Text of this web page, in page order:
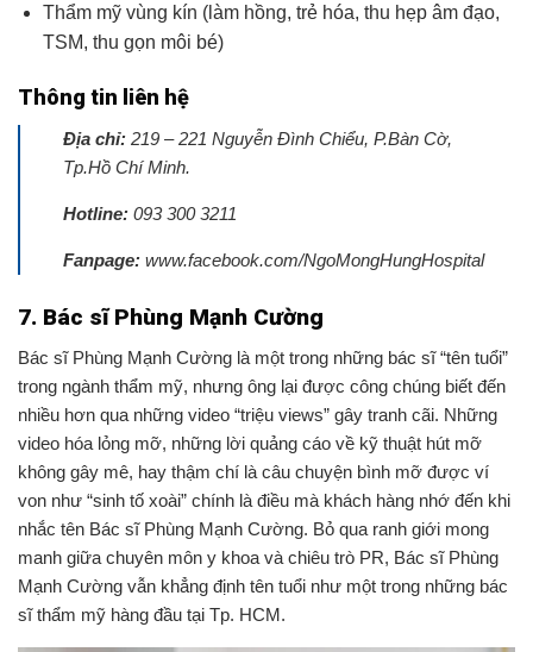
Thẩm mỹ vùng kín (làm hồng, trẻ hóa, thu hẹp âm đạo,
TSM, thu gọn môi bé)
Thông tin liên hệ
Địa chỉ: 219 – 221 Nguyễn Đình Chiểu, P.Bàn Cờ,
Tp.Hồ Chí Minh.
Hotline: 093 300 3211
Fanpage: www.facebook.com/NgoMongHungHospital
7. Bác sĩ Phùng Mạnh Cường
Bác sĩ Phùng Mạnh Cường là một trong những bác sĩ “tên tuổi”
trong ngành thẩm mỹ, nhưng ông lại được công chúng biết đến
nhiều hơn qua những video “triệu views” gây tranh cãi. Những
video hóa lỏng mỡ, những lời quảng cáo về kỹ thuật hút mỡ
không gây mê, hay thậm chí là câu chuyện bình mỡ được ví
von như “sinh tố xoài” chính là điều mà khách hàng nhớ đến khi
nhắc tên Bác sĩ Phùng Mạnh Cường. Bỏ qua ranh giới mong
manh giữa chuyên môn y khoa và chiêu trò PR, Bác sĩ Phùng
Mạnh Cường vẫn khẳng định tên tuổi như một trong những bác
sĩ thẩm mỹ hàng đầu tại Tp. HCM.